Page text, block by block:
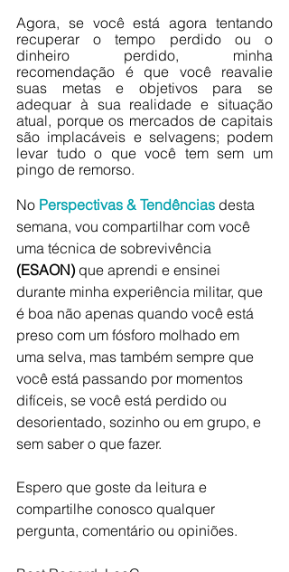
Agora, se você está agora tentando
recuperar o tempo perdido ou o
dinheiro perdido, minha
recomendação é que você reavalie
suas metas e objetivos para se
adequar à sua realidade e situação
atual, porque os mercados de capitais
são implacáveis e selvagens; podem
levar tudo o que você tem sem um
pingo de remorso.
No Perspectivas & Tendências desta
semana, vou compartilhar com você
uma técnica de sobrevivência
(ESAON) que aprendi e ensinei
durante minha experiência militar, que
é boa não apenas quando você está
preso com um fósforo molhado em
uma selva, mas também sempre que
você está passando por momentos
difíceis, se você está perdido ou
desorientado, sozinho ou em grupo, e
sem saber o que fazer.
Espero que goste da leitura e
compartilhe conosco qualquer
pergunta, comentário ou opiniões.